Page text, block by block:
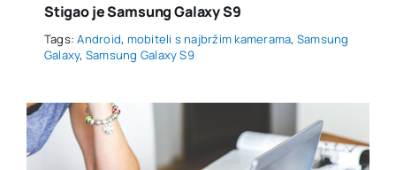
Stigao je Samsung Galaxy S9
Tags:Android, mobiteli s najbržim kamerama, Samsung
Galaxy, Samsung Galaxy S9